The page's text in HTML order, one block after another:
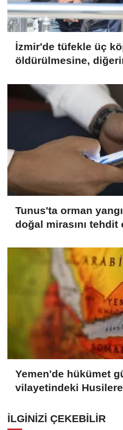
İzmir'de tüfekle üç
öldürülmesine,
yakalandı
Tunus'ta orman
doğal mirasını tehdit
Yemen'de hükümet
vilayetindeki
İLGINIZI ÇEKEBILIR